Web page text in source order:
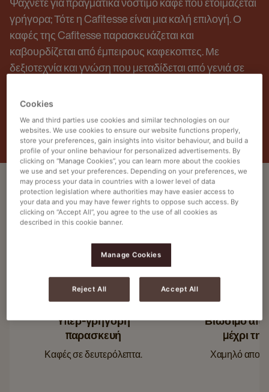
γρήγορα; Τότε η Cafitesse είναι μια καλή επιλογή. Ο
καφές της Cafitesse παρασκευάζεται και
καβουρδίζεται από έμπειρους καφεκοπτες. Με
δεξιοτεχνία και γνώση που μεταδίδεται από γενιά σε
συναδέλφους ή τους πελάτες σας μια μεγάλη ποικιλία
ποιοτικού καφέ, που σερβίρεται σε λίγα δευτερόλεπτα
ΑΠΟΛΑΎΣΤΕ ΜΕ
ΣΥΝΑΔΈΛΦΟΥΣ Ή ΠΕΛΆΤΕΣ
Μεγάλη ποικιλία και πάντα νόστιμος καφές, σε δευτερόλεπτα.
Υπερ-γρήγορη
παρασκευή
Καφές σε δευτερόλεπτα.
Βιώσιμο
μέχρι
Χαμηλό
Cookies
We and third parties use cookies and similar technologies on our
websites. We use cookies to ensure our website functions properly,
store your preferences, gain insights into visitor behaviour, and build a
profile of your online behaviour for personalized advertisements. By
clicking on “Manage Cookies”, you can learn more about the cookies
we use and set your preferences. Depending on your preferences, we
may process your data in countries with a lower level of data
protection legislation where authorities may have easier access to
your data and you may have fewer rights to oppose such access. By
clicking on “Accept All”, you agree to the use of all cookies as
described in this cookie banner.
Manage Cookies
Reject All Accept All